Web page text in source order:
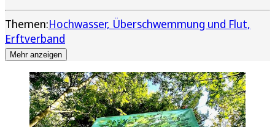
Themen:Hochwasser, Überschwemmung und Flut
Erftverband
Mehr anzeigen